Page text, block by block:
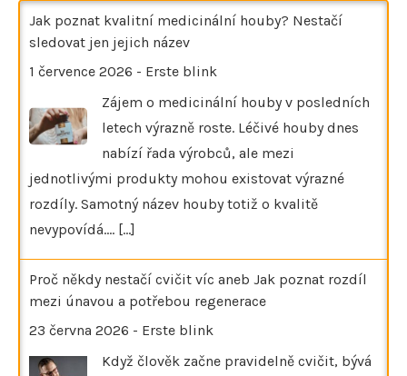
Jak poznat kvalitní medicinální houby? Nestačí
sledovat jen jejich název
1 července 2026 - Erste blink
Zájem o medicinální houby v posledních
letech výrazně roste. Léčivé houby dnes
nabízí řada výrobců, ale mezi
jednotlivými produkty mohou existovat výrazné
rozdíly. Samotný název houby totiž o kvalitě
nevypovídá.… [...]
Proč někdy nestačí cvičit víc aneb Jak poznat rozdíl
mezi únavou a potřebou regenerace
23 června 2026 - Erste blink
Když člověk začne pravidelně cvičit, bývá